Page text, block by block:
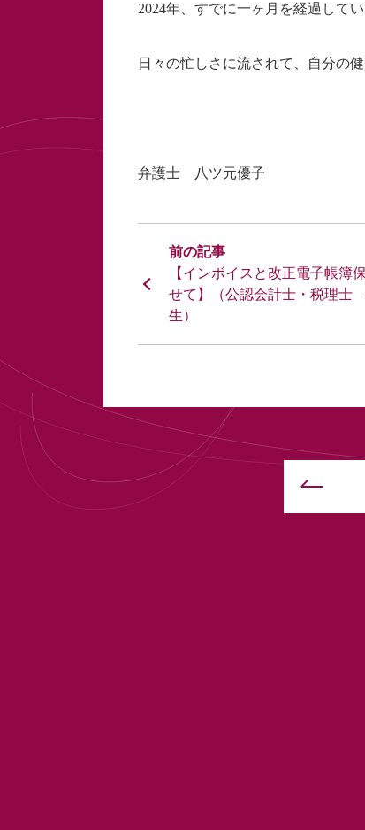
2024年、すでに一ヶ月を経過してい
日々の忙しさに流されて、自分の
弁護士 八ツ元優子
【インボイスと改正電子帳簿
せて】（公認会計士・税理士
生）